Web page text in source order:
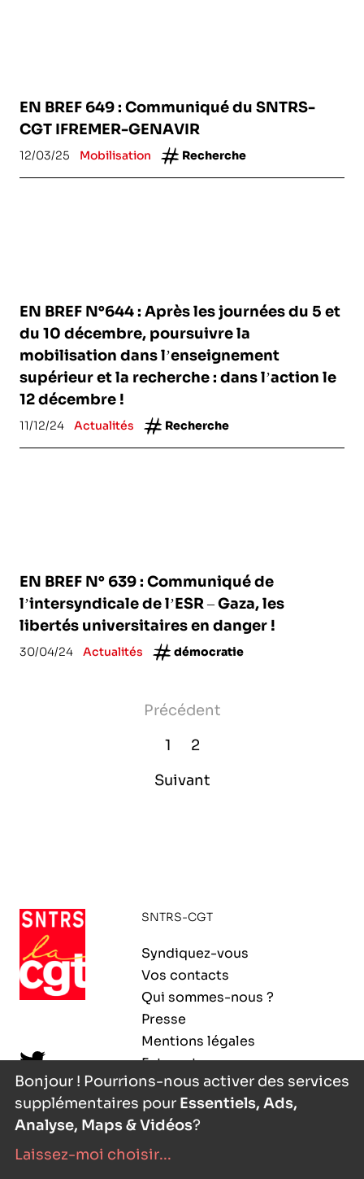
EN BREF 649 : Communiqué du SNTRS-
CGT IFREMER-GENAVIR
12/03/25 Mobilisation Recherche
EN BREF N°644 : Après les journées du 5 et
du 10 décembre, poursuivre la
mobilisation dans l’enseignement
supérieur et la recherche : dans l’action le
12 décembre !
11/12/24 Actualités Recherche
EN BREF N° 639 : Communiqué de
l’intersyndicale de l’ESR – Gaza, les
libertés universitaires en danger !
30/04/24 Actualités démocratie
Précédent
1
2
Suivant
SNTRS-CGT
Syndiquez-vous
Vos contacts
Qui sommes-nous ?
Presse
Mentions légales
Extranet
Bonjour ! Pourrions-nous activer des services
supplémentaires pour Essentiels, Ads,
Analyse, Maps & Vidéos?
Laissez-moi choisir...